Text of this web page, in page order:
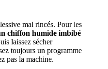
mal rincés. Pour les
chiffon humide imbibé
laissez sécher
toujours un programme
pas la machine.